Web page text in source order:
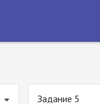
Задание 5